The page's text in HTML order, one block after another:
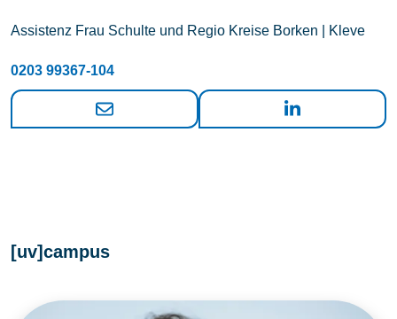
Assistenz Frau Schulte und Regio Kreise Borken | Kleve
0203 99367-104
[uv]campus